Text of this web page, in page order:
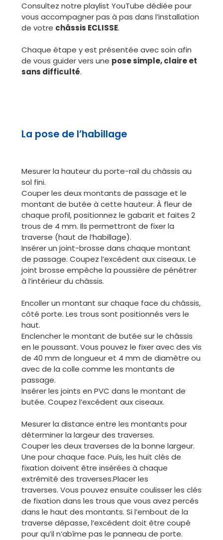
Consultez notre playlist YouTube dédiée pour
vous accompagner pas à pas dans l’installation
de votre châssis ECLISSE.
Chaque étape y est présentée avec soin afin
de vous guider vers une pose simple, claire et
sans difficulté.
La pose de l’habillage
Mesurer la hauteur du porte-rail du châssis au
sol fini.
Couper les deux montants de passage et le
montant de butée à cette hauteur. À fleur de
chaque profil, positionnez le gabarit et faites 2
trous de 4 mm. Ils permettront de fixer la
traverse (haut de l’habillage).
Insérer un joint-brosse dans chaque montant
de passage. Coupez l’excédent aux ciseaux. Le
joint brosse empêche la poussière de pénétrer
à l’intérieur du châssis.
Encoller un montant sur chaque face du châssis,
côté porte. Les trous sont positionnés vers le
haut.
Enclencher le montant de butée sur le châssis
en le poussant. Vous pouvez le fixer avec des vis
de 40 mm de longueur et 4 mm de diamètre ou
avec de la colle comme les montants de
passage.
Insérer les joints en PVC dans le montant de
butée. Coupez l’excédent aux ciseaux.
Mesurer la distance entre les montants pour
déterminer la largeur des traverses.
Couper les deux traverses de la bonne largeur.
Une pour chaque face. Puis, les huit clés de
fixation doivent être insérées à chaque
extrémité des traverses.Placer les
traverses. Vous pouvez ensuite coulisser les clés
de fixation dans les trous que vous avez percés
dans le haut des montants. Si l’embout de la
traverse dépasse, l’excédent doit être coupé
pour qu’il n’abîme pas le panneau de porte.